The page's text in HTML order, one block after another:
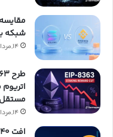
شبکه
14,مرداد,1405
14,مرداد,1405